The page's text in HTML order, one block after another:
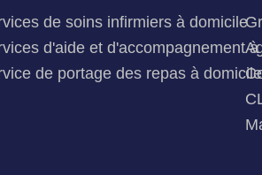
de soins infirmiers à domicile
d'aide et d'accompagnement
de portage des repas à domicile